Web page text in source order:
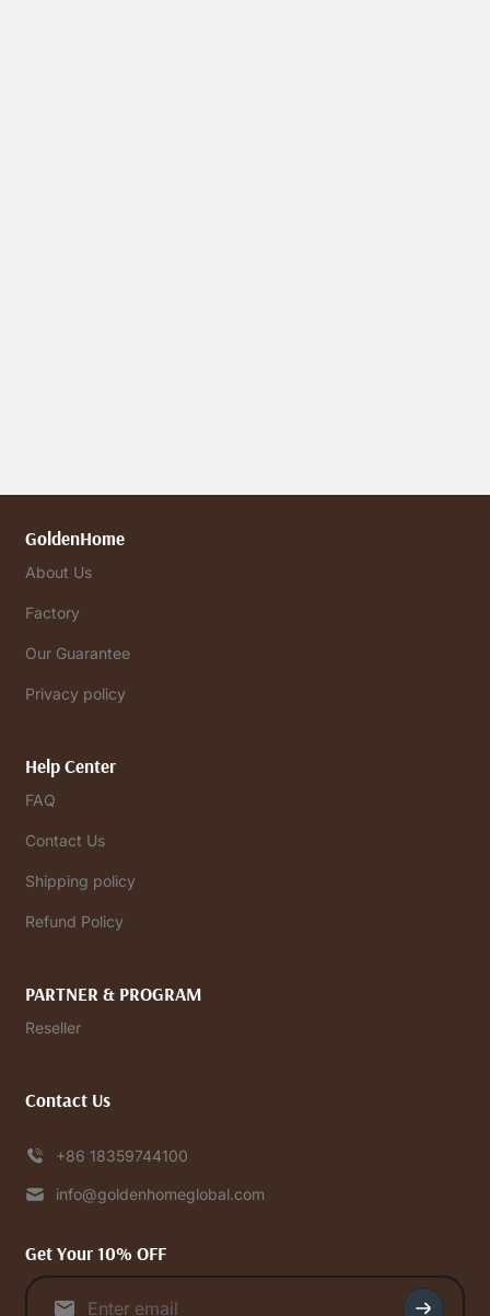
GoldenHome
About Us
Factory
Our Guarantee
Privacy policy
Help Center
FAQ
Contact Us
Shipping policy
Refund Policy
PARTNER & PROGRAM
Reseller
Contact Us
+86 18359744100
info@goldenhomeglobal.com
Get Your 10% OFF